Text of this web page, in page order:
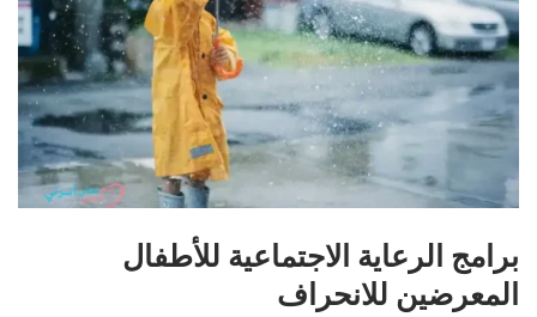
برامج الرعاية الاجتماعية للأطفال
المعرضين للانحراف